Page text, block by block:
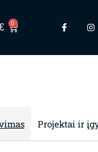
0
CART a
c
n
s
Projektai ir